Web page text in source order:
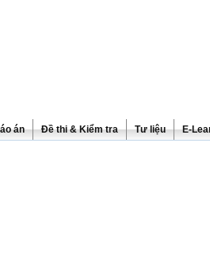
án Đề thi & Kiểm tra Tư liệu E-